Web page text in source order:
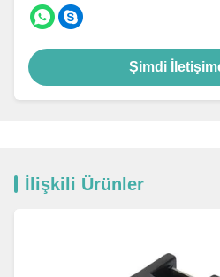
Şimdi
İlişkili Ürünler